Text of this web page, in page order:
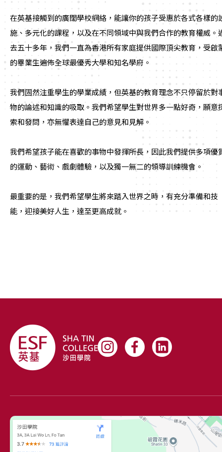
在英基接觸到的廣闊學校網絡，能讓你的孩子受惠於各式各樣的
施、多元化的課程，以及在不同領域中與我們合作的教育權威。
去五十多年，我們一直為香港所有家庭提供國際頂尖教育，受啟
的畢業生遍佈全球最優秀大學和知名學府。
我們固然注重學生的學業成績，但英基的教育理念不只停留於對
物的論述和知識的吸取。我們希望學生對世界多一點好奇，願意
索和發問，亦無懼表達自己的意見和見解。
我們希望孩子能在喜歡的事物中發揮所長，因此我們提供多項優
的運動、藝術、戲劇體驗，以及獨一無二的領導訓練機會。
最重要的是，我們希望學生將來踏入世界之時，有充分準備和技
能，迎接美好人生，達至更高成就。